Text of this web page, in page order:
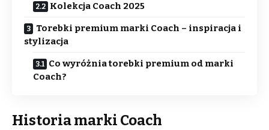
Kolekcja Coach 2025
Torebki premium marki Coach – inspiracja i
stylizacja
Co wyróżnia torebki premium od marki
Coach?
Historia marki Coach